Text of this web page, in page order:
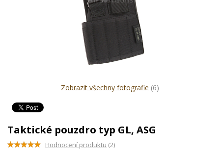
Zobrazit všechny fotografie (6)
Taktické pouzdro typ GL, ASG
Hodnocení produktu (2)